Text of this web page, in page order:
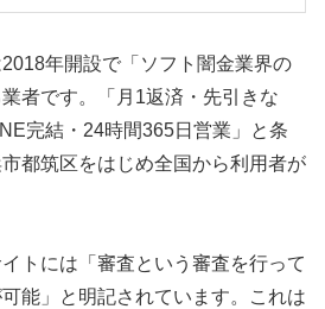
年開設で「ソフト闇金業界の
者です。「月1返済・先引きな
完結・24時間365日営業」と条
都筑区をはじめ全国から利用者が
トには「審査という審査を行って
能」と明記されています。これは